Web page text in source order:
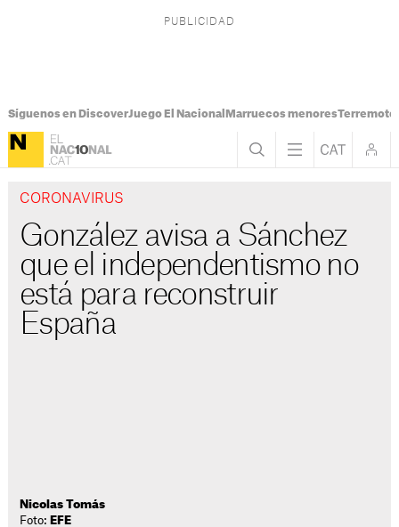
Síguenos en DiscoverJuego El Nacional Marruecos menoresTerremoto
CORONAVIRUS
González avisa a Sánchez
que el independentismo no
está para reconstruir
España
Nicolas Tomás
Foto: EFE